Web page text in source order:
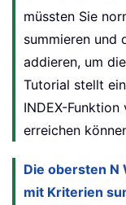
müssten Sie
summieren und
addieren, um
Tutorial stellt
INDEX-
erreichen
Die obersten N
mit Kriterien